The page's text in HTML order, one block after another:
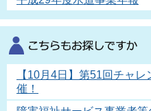
【10月4日】第51回チャ
催！